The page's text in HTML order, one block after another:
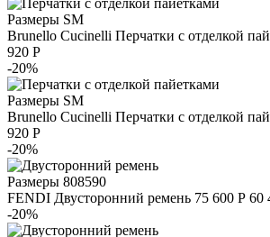
Размеры SM
Brunello Cucinelli Перчатки с отделкой
920 Р
-20%
Размеры SM
Brunello Cucinelli Перчатки с отделкой
920 Р
-20%
Размеры 808590
FENDI Двусторонний ремень 75 600 Р 60
-20%